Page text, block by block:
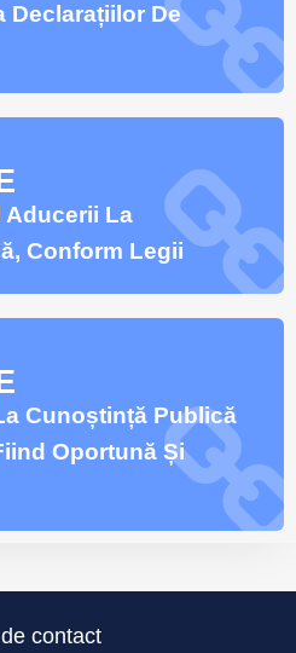
Declarațiilor De
Aducerii La
Conform Legii
Cunoștință Publică
Oportună Și
contact